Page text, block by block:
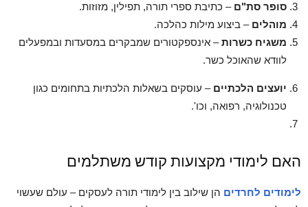
סופר סת"ם – כתיבת ספרי תורה, תפילין, מזוזות.
מוהלים – ביצוע מילות כהלכה.
משגיח כשרות– אינספקטורים שמבקרים במסעדות ובמפעלים
לוודא שהאוכל כשר.
יועצים הלכתיים – עוסקים בשאלות הלכתיות בתחומים כגון
טכנולוגיה, רפואה, וכו'.
האם לימודי מקצועות קודש משתלמים
לימודים לחרדים הן שילוב בין לימודי תורה לעסקים – עולם שעשוי